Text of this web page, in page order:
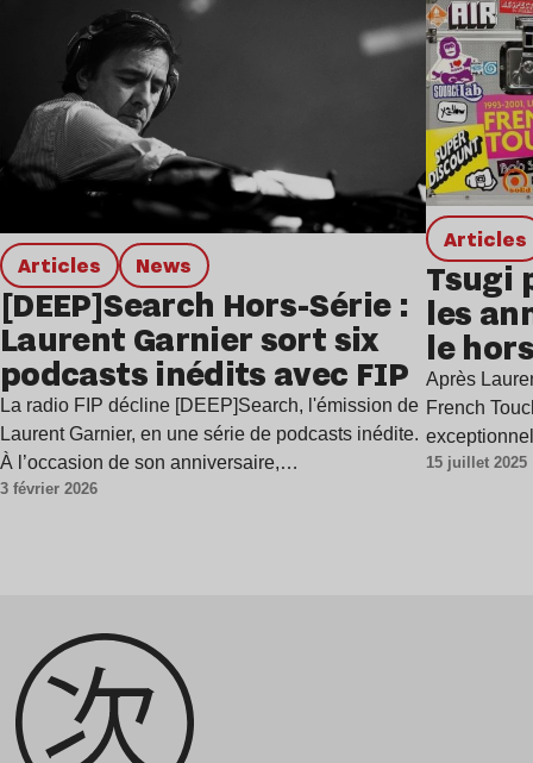
Articles news
[DEEP]Search Hors-Série :
Laurent Garnier sort six
podcasts inédits avec FIP
La radio FIP décline [DEEP]Search, l'émission de
Laurent Garnier, en une série de podcasts inédite.
À l’occasion de son anniversaire,…
3 février 2026
Articles
Tsugi
les
le
Après
French
15 juillet 2025